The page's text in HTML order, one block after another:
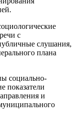
с
слушания,
плана
социально-
показатели
и